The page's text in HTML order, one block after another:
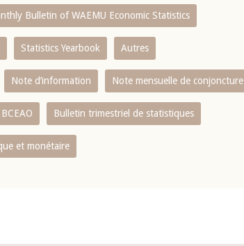
Bulletin of WAEMU Economic Statistics
Statistics Yearbook Autres
Note d’information Note mensuelle de conjoncture
Bulletin trimestriel de statistiques
et monétaire